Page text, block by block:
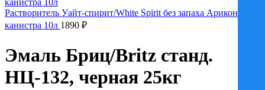
5690 ₽
Растворитель Уайт-спирит/White Spirit без запаха Арикон
канистра 10л 1890 ₽
Эмаль Бриц/Britz станд.
НЦ-132, черная 25кг